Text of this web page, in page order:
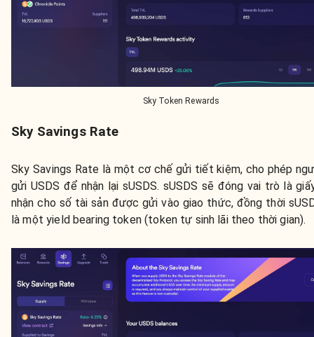
Sky Token Rewards
Sky Savings Rate
Sky Savings Rate là một cơ chế gửi tiết kiệm, cho phép
gửi USDS để nhận lại sUSDS. sUSDS sẽ đóng vai trò là
nhận cho số tài sản được gửi vào giao thức, đồng thời
là một yield bearing token (token tự sinh lãi theo thời gian).